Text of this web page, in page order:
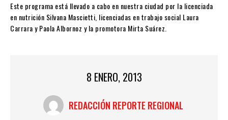
Este programa está llevado a cabo en nuestra ciudad por la licenciada
en nutrición Silvana Mascietti, licenciadas en trabajo social Laura
Carrara y Paola Albornoz y la promotora Mirta Suárez.
8 ENERO, 2013
REDACCIÓN REPORTE REGIONAL